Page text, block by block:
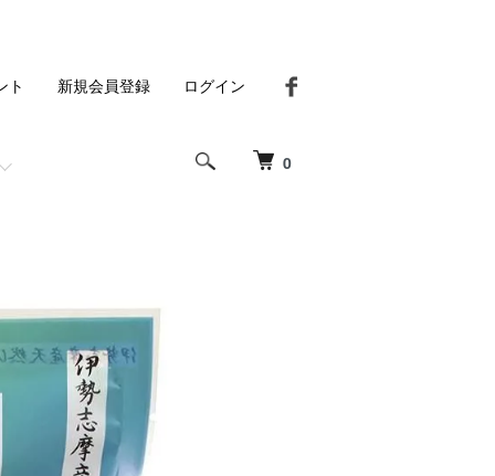
0
ト 新規会員登録 ログイン